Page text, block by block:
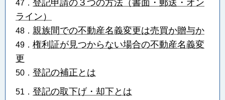
47． 登記申請の３つの方法（書面・郵送・オン
ライン）
48． 親族間での不動産名義変更は売買か贈与か
49． 権利証が見つからない場合の不動産名義変
更
50． 登記の補正とは
51． 登記の取下げ・却下とは